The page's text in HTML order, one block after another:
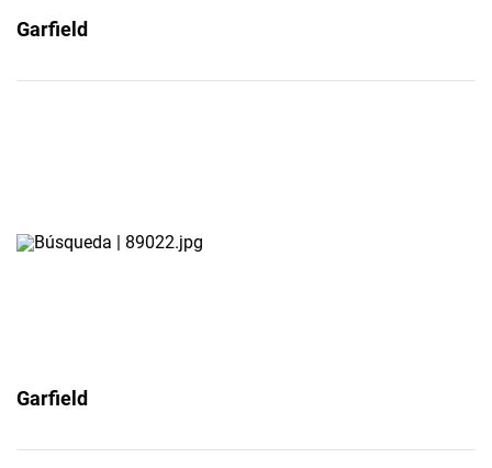
Garfield
Garfield